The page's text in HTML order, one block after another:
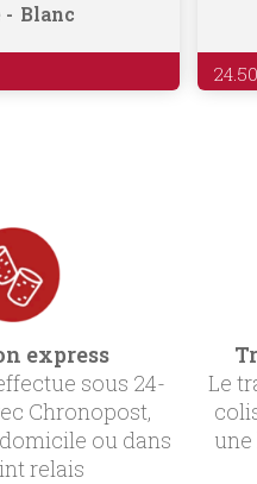
Blanc
24.50
express
sous 24-
Chronopost,
ou dans
relais
Le